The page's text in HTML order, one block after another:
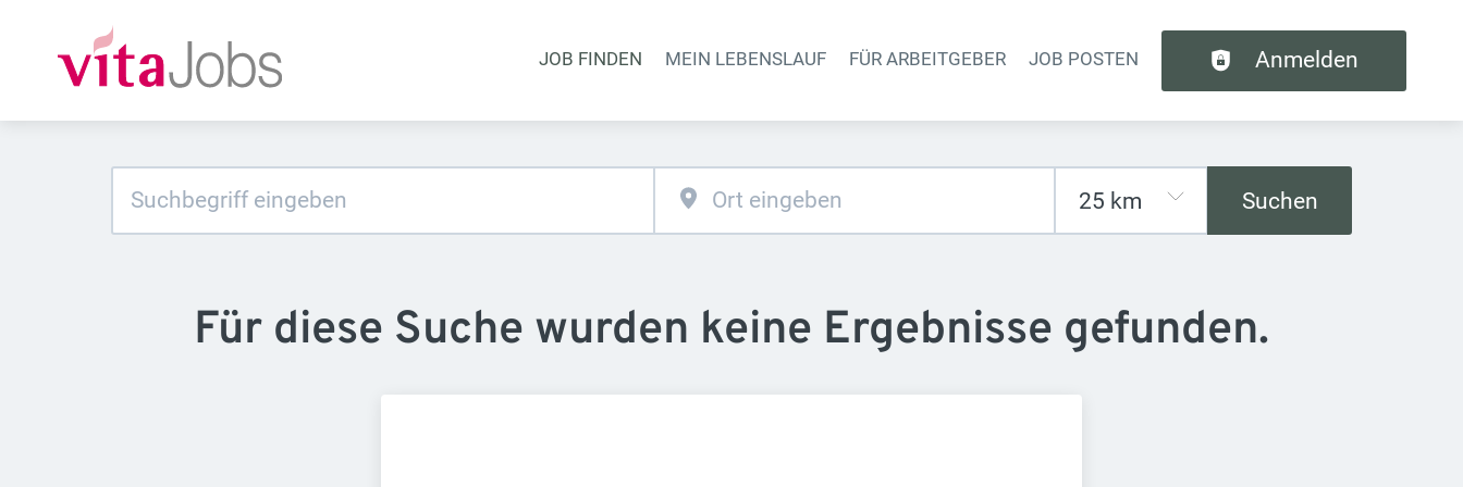
Haupt-Navigation
JOB FINDEN MEIN LEBENSLAUF FÜR ARBEITGEBER JOB POSTEN Anmelden
Suchen
Für diese Suche wurden keine Ergebnisse gefunden.